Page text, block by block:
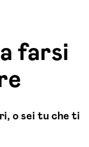
farsi
o sei tu che ti